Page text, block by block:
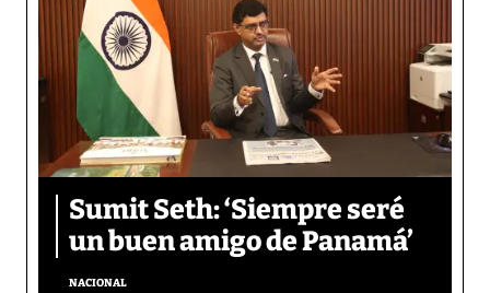
Sumit Seth: ‘Siempre seré
un buen amigo de Panamá’
NACIONAL